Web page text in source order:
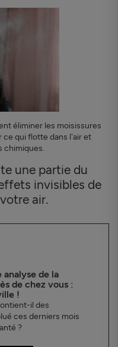
éliminer les moisissures
ce qui flotte dans l'air et
chimiques.
une partie du
invisibles de
air.
de la
de chez vous :
!
il des
ces derniers mois
?